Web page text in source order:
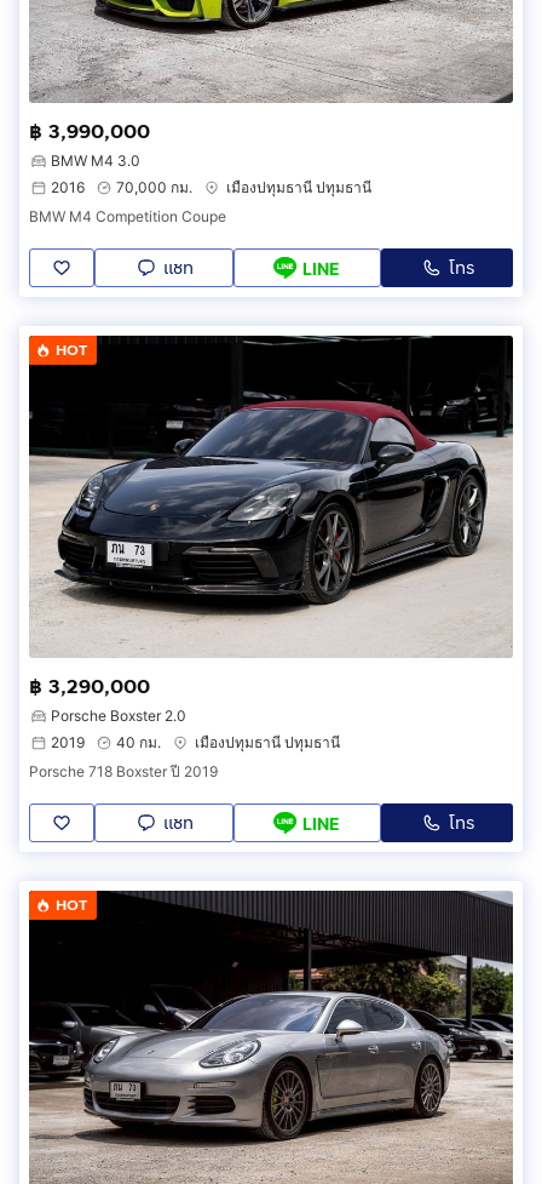
฿ 3,990,000
BMW M4 3.0
2016
70,000 กม.
เมืองปทุมธานี ปทุมธานี
BMW M4 Competition Coupe
แชท LINE โทร
HOT
฿ 3,290,000
Porsche Boxster 2.0
2019
40 กม.
เมืองปทุมธานี ปทุมธานี
Porsche 718 Boxster ปี 2019
แชท LINE โทร
HOT